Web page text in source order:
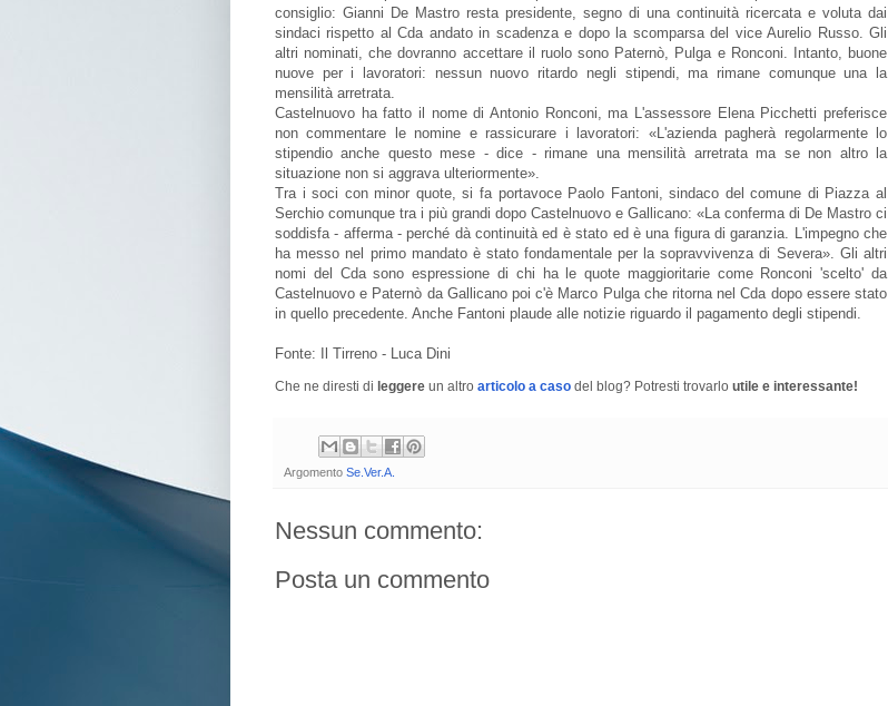
consiglio: Gianni De Mastro resta presidente, segno di una continuità ricercata e voluta dai
sindaci rispetto al Cda andato in scadenza e dopo la scomparsa del vice Aurelio Russo. Gli
altri nominati, che dovranno accettare il ruolo sono Paternò, Pulga e Ronconi. Intanto, buone
nuove per i lavoratori: nessun nuovo ritardo negli stipendi, ma rimane comunque una la
mensilità arretrata.
Castelnuovo ha fatto il nome di Antonio Ronconi, ma L'assessore Elena Picchetti preferisce
non commentare le nomine e rassicurare i lavoratori: «L'azienda pagherà regolarmente lo
stipendio anche questo mese - dice - rimane una mensilità arretrata ma se non altro la
situazione non si aggrava ulteriormente».
Tra i soci con minor quote, si fa portavoce Paolo Fantoni, sindaco del comune di Piazza al
Serchio comunque tra i più grandi dopo Castelnuovo e Gallicano: «La conferma di De Mastro ci
soddisfa - afferma - perché dà continuità ed è stato ed è una figura di garanzia. L'impegno che
ha messo nel primo mandato è stato fondamentale per la sopravvivenza di Severa». Gli altri
nomi del Cda sono espressione di chi ha le quote maggioritarie come Ronconi 'scelto' da
Castelnuovo e Paternò da Gallicano poi c'è Marco Pulga che ritorna nel Cda dopo essere stato
in quello precedente. Anche Fantoni plaude alle notizie riguardo il pagamento degli stipendi.
Fonte: Il Tirreno - Luca Dini
Che ne diresti di leggere un altro articolo a caso del blog? Potresti trovarlo utile e interessante!
Argomento Se.Ver.A.
Nessun commento:
Posta un commento